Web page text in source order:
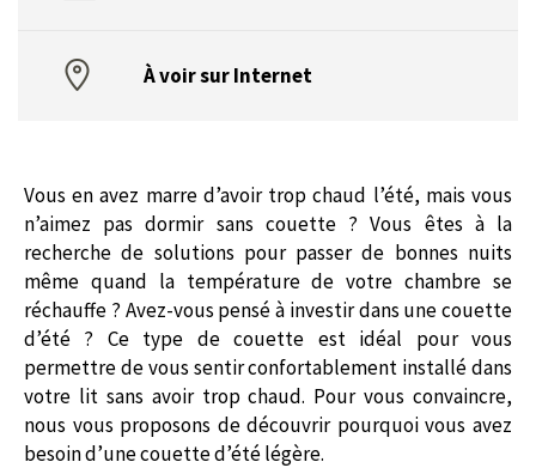
À voir sur Internet
Vous en avez marre d’avoir trop chaud l’été, mais vous
n’aimez pas dormir sans couette ? Vous êtes à la
recherche de solutions pour passer de bonnes nuits
même quand la température de votre chambre se
réchauffe ? Avez-vous pensé à investir dans une couette
d’été ? Ce type de couette est idéal pour vous
permettre de vous sentir confortablement installé dans
votre lit sans avoir trop chaud. Pour vous convaincre,
nous vous proposons de découvrir pourquoi vous avez
besoin d’une couette d’été légère.